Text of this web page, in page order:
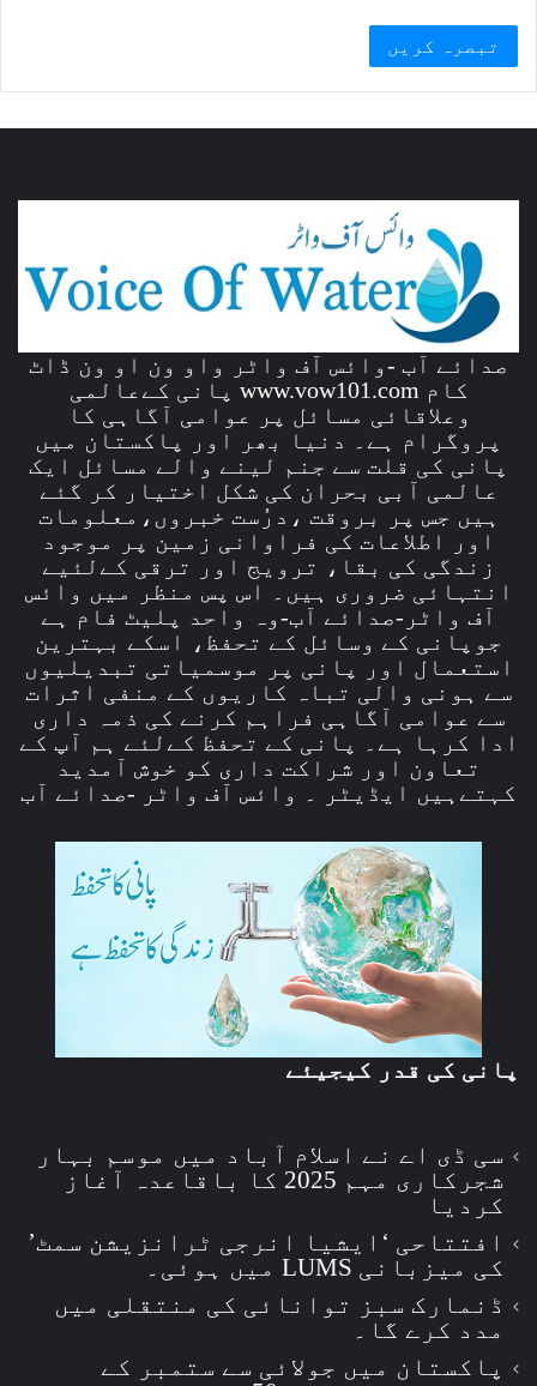
صدائے آب -وائس آف واٹر واو ون او ون ڈاٹ
کام www.vow101.com پانی کےعالمی
وعلاقائی مسائل پر عوامی آگاہی کا
پروگرام ہے۔ دنیا بھر اور پاکستان میں
پانی کی قلت سے جنم لینے والے مسائل ایک
عالمی آبی بحران کی شکل اختیار کر گئے
ہیں جس پر بروقت ،درُست خبروں،معلومات
اور اطلاعات کی فراوانی زمین پر موجود
زندگی کی بقا، ترویج اور ترقی کےلئیے
انتہائی ضروری ہیں۔ اس پس منظر میں وائس
آف واٹر-صدائے آب-وہ واحد پلیٹ فام ہے
جوپانی کے وسائل کے تحفظ، اسکے بہترین
استعمال اور پانی پر موسمیاتی تبدیلیوں
سے ہونی والی تباہ کاریوں کے منفی اثرات
سے عوامی آگاہی فراہم کرنے کی ذمہ داری
ادا کرہا ہے۔ پانی کے تحفظ کےلئے ہم آپ کے
تعاون اور شراکت داری کو خوش آمدید
کہتےہیں ایڈیٹر ۔ وائس آف واٹر -صدائے آب
پانی کی قدر کیجیئے
سی ڈی اے نے اسلام آباد میں موسم بہار
شجرکاری مہم 2025 کا باقاعدہ آغاز
کردیا
افتتاحی ‘ایشیا انرجی ٹرانزیشن سمٹ’
کی میزبانی LUMS میں ہوئی۔
ڈنمارک سبز توانائی کی منتقلی میں
مدد کرے گا۔
پاکستان میں جولائی سے ستمبر کے